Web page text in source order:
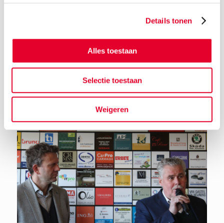
Details tonen
Alles toestaan
Selectie toestaan
Weigeren